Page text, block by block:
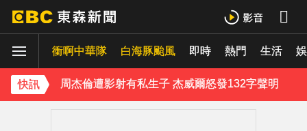
衝啊中華隊 白海豚颱風 即時 熱門 生活
快訊
周杰倫遭影射有私生子 杰威爾怒發132字聲明
曾號召反女權集會！36歲網紅陳屍住處 死因待查